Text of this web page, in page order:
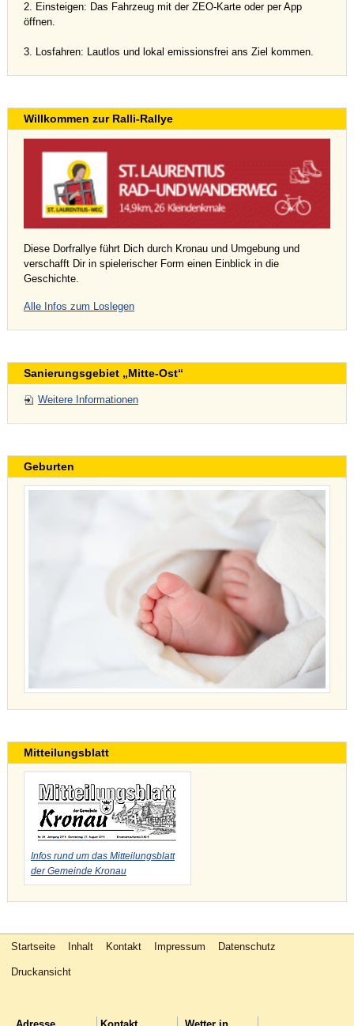
2. Einsteigen: Das Fahrzeug mit der ZEO-Karte oder per App
öffnen.
3. Losfahren: Lautlos und lokal emissionsfrei ans Ziel kommen.
Willkommen zur Ralli-Rallye
Diese Dorfrallye führt Dich durch Kronau und Umgebung und
verschafft Dir in spielerischer Form einen Einblick in die
Geschichte.
Alle Infos zum Loslegen
Sanierungsgebiet „Mitte-Ost“
Weitere Informationen
Geburten
Mitteilungsblatt
Infos rund um das Mitteilungsblatt
der Gemeinde Kronau
Startseite Inhalt Kontakt Impressum Datenschutz
Druckansicht